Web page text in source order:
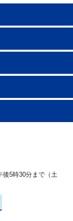
5時30分まで（土